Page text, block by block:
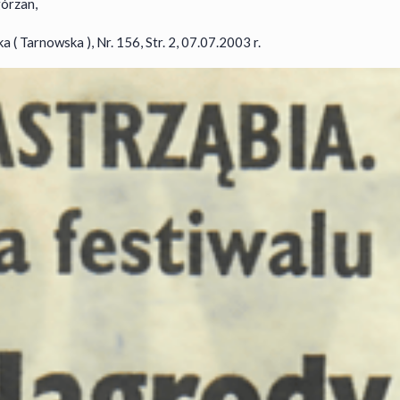
( Tarnowska ), Nr. 156, Str. 2, 07.07.2003 r.